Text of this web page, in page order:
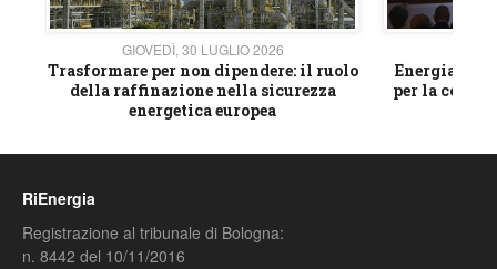
GIOVEDÌ, 30 LUGLIO 2026
Trasformare per non dipendere: il ruolo
della raffinazione nella sicurezza
energetica europea
Energia e
per la
RiEnergia
Registrazione al tribunale di Bologna:
n. 8442 del 10/11/2016